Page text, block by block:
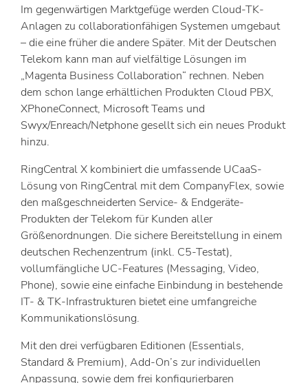
Im gegenwärtigen Marktgefüge werden Cloud-TK-
Anlagen zu collaborationfähigen Systemen umgebaut
– die eine früher die andere Später. Mit der Deutschen
Telekom kann man auf vielfältige Lösungen im
„Magenta Business Collaboration“ rechnen. Neben
dem schon lange erhältlichen Produkten Cloud PBX,
XPhoneConnect, Microsoft Teams und
Swyx/Enreach/Netphone gesellt sich ein neues Produkt
hinzu.
RingCentral X kombiniert die umfassende UCaaS-
Lösung von RingCentral mit dem CompanyFlex, sowie
den maßgeschneiderten Service- & Endgeräte-
Produkten der Telekom für Kunden aller
Größenordnungen. Die sichere Bereitstellung in einem
deutschen Rechenzentrum (inkl. C5-Testat),
vollumfängliche UC-Features (Messaging, Video,
Phone), sowie eine einfache Einbindung in bestehende
IT- & TK-Infrastrukturen bietet eine umfangreiche
Kommunikationslösung.
Mit den drei verfügbaren Editionen (Essentials,
Standard & Premium), Add-On’s zur individuellen
Anpassung, sowie dem frei konfigurierbaren